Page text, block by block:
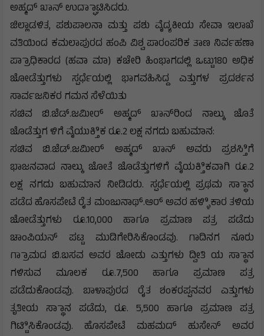
ಅಹ್ಮದ್ ಖಾನ್ ಉದ್ಘಾಾಟಿಸಿದರು.
ಜಿಲ್ಲಾಡಳಿತ, ಪಶುಪಾಲನಾ ಮತ್ತು ಪಶು ವೈದ್ಯಕೀಯ ಸೇವಾ ಇಲಾಖೆ
ವತಿಯಿಂದ ಕಮಲಾಪುರದ ಹಂಪಿ ವಿಶ್ವ ಪಾರಂಪರಿಕ ತಾಣ ನಿರ್ವಹಣಾ
ಪ್ರಾಾಧಿಕಾರದ (ಹವಾ ಮಾ) ಕಚೇರಿ ಹಿಂಭಾಗದಲ್ಲಿ ಒಟ್ಟು180 ಅಧಿಕ
ಜೋಡೆತ್ತುಗಳು ಸ್ಪರ್ಧೆಯಲ್ಲಿ ಭಾಗವಹಿಸಿದ್ದ ಎತ್ತುಗಳ ಪ್ರದರ್ಶನ
ಸಾರ್ವಜನಿಕರ ಗಮನ ಸೆಳೆಯಿತು
ಸಚಿವ ಬಿ.ಜೆಡ್.ಜಮೀರ್ ಅಹ್ಮದ್ ಖಾನ್‌ರಿಂದ ನಾಲ್ಕು ಜೊತೆ
ಜೊಡೆತ್ತುಗ ಳಿಗೆ ವೈಯುಕ್ತಿಿಕ ರೂ.2 ಲಕ್ಷ ನಗದು ಬಹುಮಾನ:
ಸಚಿವ ಬಿ.ಜೆಡ್.ಜಮೀರ್ ಅಹ್ಮದ್ ಖಾನ್ ಅವರು ಪ್ರಶಸ್ತಿಿಗೆ
ಭಾಜನವಾದ ನಾಲ್ಕು ಜೋತೆ ಜೊಡೆತ್ತುಗಳಿಗೆ ವೈಯಕ್ತಿಿಕವಾಗಿ ರೂ.2
ಲಕ್ಷ ನಗದು ಬಹುಮಾನ ನೀಡಿದರು. ಸ್ಪರ್ಧೆಯಲ್ಲಿ ಪ್ರಥಮ ಸ್ಥಾಾನ
ಪಡೆದ ಹೊಸಪೇಟೆ ರೈತ ಮಂಜುನಾಥ್.ಆರ್ ಅವರ ಹಳ್ಳಿಿಕಾರ ತಳಿಯ
ಜೋಡೆತ್ತುಗಳು ರೂ.10,000 ಹಾಗೂ ಪ್ರಮಾಣ ಪತ್ರ ಪಡೆದು
ಚಾಂಪಿಯನ್ ಪಟ್ಟ ಮುಡಿಗೇರಿಸಿಕೊಂಡವು. ಗಾದಿನಗ ನೂರು
ಗ್ರಾಾಮದ ಬಿ.ಬಸವ ಅವರ ಜೋಡು ಎತ್ತುಗಳು ದ್ವೀತಿ ಯ ಸ್ಥಾಾನ
ಗಳಿಸುವ ಮೂಲಕ ರೂ.7,500 ಹಾಗೂ ಪ್ರಮಾಣ ಪತ್ರ
ಪಡೆದುಕೊಂಡವು. ಬಾಳಾಪುರದ ರೈತ ಶಂಕರಪ್ಪನವರ ಎತ್ತುಗಳು
ತೃತೀಯ ಸ್ಥಾಾನ ಪಡೆದು, ರೂ. 5,500 ಹಾಗೂ ಪ್ರಮಾಣ ಪತ್ರ
ಗಿಟ್ಟಿಿಸಿಕೊಂಡವು. ಹೊಸಪೇಟೆ ಮಹಮದ್ ಹುಸೇನ್ ಅವರ